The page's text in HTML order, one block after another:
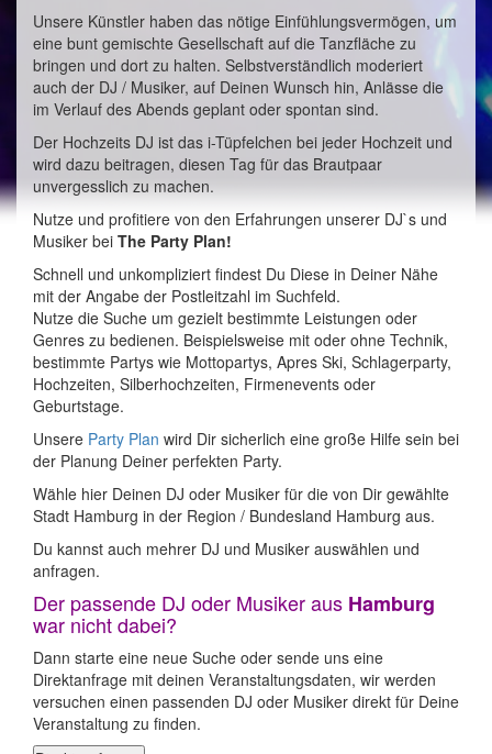
Unsere Künstler haben das nötige Einfühlungsvermögen, um
eine bunt gemischte Gesellschaft auf die Tanzfläche zu
bringen und dort zu halten. Selbstverständlich moderiert
auch der DJ / Musiker, auf Deinen Wunsch hin, Anlässe die
im Verlauf des Abends geplant oder spontan sind.
Der Hochzeits DJ ist das i-Tüpfelchen bei jeder Hochzeit und
wird dazu beitragen, diesen Tag für das Brautpaar
unvergesslich zu machen.
Nutze und profitiere von den Erfahrungen unserer DJ`s und
Musiker bei The Party Plan!
Schnell und unkompliziert findest Du Diese in Deiner Nähe
mit der Angabe der Postleitzahl im Suchfeld.
Nutze die Suche um gezielt bestimmte Leistungen oder
Genres zu bedienen. Beispielsweise mit oder ohne Technik,
bestimmte Partys wie Mottopartys, Apres Ski, Schlagerparty,
Hochzeiten, Silberhochzeiten, Firmenevents oder
Geburtstage.
Unsere Party Plan wird Dir sicherlich eine große Hilfe sein bei
der Planung Deiner perfekten Party.
Wähle hier Deinen DJ oder Musiker für die von Dir gewählte
Stadt Hamburg in der Region / Bundesland Hamburg aus.
Du kannst auch mehrer DJ und Musiker auswählen und
anfragen.
Der passende DJ oder Musiker aus Hamburg
war nicht dabei?
Dann starte eine neue Suche oder sende uns eine
Direktanfrage mit deinen Veranstaltungsdaten, wir werden
versuchen einen passenden DJ oder Musiker direkt für Deine
Veranstaltung zu finden.